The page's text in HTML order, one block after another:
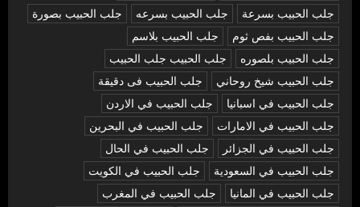
جلب الحبيب بسرعة
جلب الحبيب بسرعه
جلب الحبيب بصورة
جلب الحبيب بفص ثوم
جلب الحبيب بلاسم
جلب الحبيب بلصوره
جلب الحبيب جلب الحبيب
جلب الحبيب شيخ روحاني
جلب الحبيب فى دقيقة
جلب الحبيب في اسبانيا
جلب الحبيب في الاردن
جلب الحبيب في الامارات
جلب الحبيب في البحرين
جلب الحبيب في الجزائر
جلب الحبيب في الحال
جلب الحبيب في السعودية
جلب الحبيب في الكويت
جلب الحبيب في المانيا
جلب الحبيب في المغرب